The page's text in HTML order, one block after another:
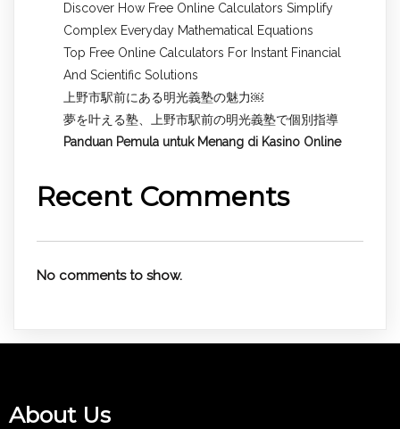
Discover How Free Online Calculators Simplify
Complex Everyday Mathematical Equations
Top Free Online Calculators For Instant Financial
And Scientific Solutions
上野市駅前にある明光義塾の魅力￼
夢を叶える塾、上野市駅前の明光義塾で個別指導
Panduan Pemula untuk Menang di Kasino Online
Recent Comments
No comments to show.
About Us